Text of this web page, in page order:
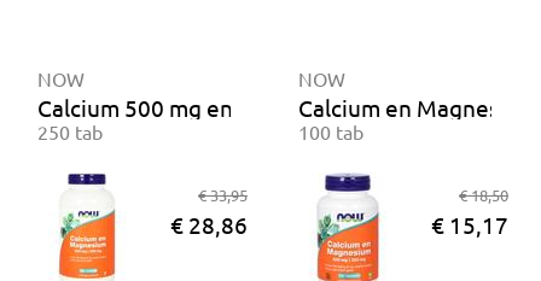
NOW
Calcium 500 mg en Magnesium 250 mg
250 tab
€ 33,95
€ 28,86
NOW
Calcium en Magnesium
100 tab
€ 18,50
€ 15,17